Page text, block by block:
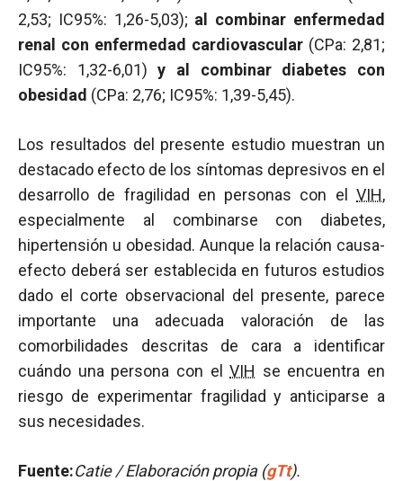
2,53; IC95%: 1,26-5,03); al combinar enfermedad
renal con enfermedad cardiovascular (CPa: 2,81;
IC95%: 1,32-6,01)y al combinar diabetes con
obesidad (CPa: 2,76; IC95%: 1,39-5,45).
Los resultados del presente estudio muestran un
destacado efecto de los síntomas depresivos en el
desarrollo de fragilidad en personas con el VIH,
especialmente al combinarse con diabetes,
hipertensión u obesidad. Aunque la relación causa-
efecto deberá ser establecida en futuros estudios
dado el corte observacional del presente, parece
importante una adecuada valoración de las
comorbilidades descritas de cara a identificar
cuándo una persona con elVIH se encuentra en
riesgo de experimentar fragilidad y anticiparse a
sus necesidades.
Fuente:Catie / Elaboración propia (gTt).